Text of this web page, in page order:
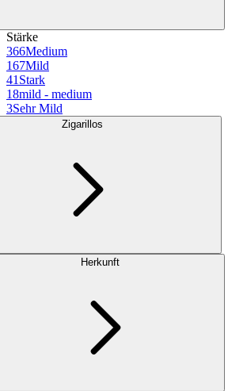
Stärke
366Medium
167Mild
41 Stark
18mild - medium
3Sehr Mild
Zigarillos
Herkunft